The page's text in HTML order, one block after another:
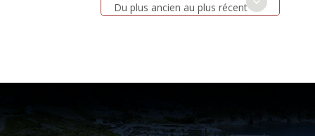
Du plus ancien au plus récent